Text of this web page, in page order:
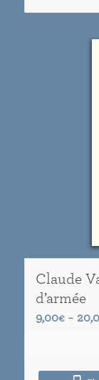
Claude
d’armée
9,00€ –